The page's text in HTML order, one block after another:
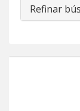
Refinar